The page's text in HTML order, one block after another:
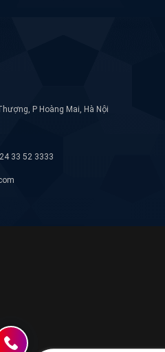
P Hoàng Mai, Hà Nội
33 52 3333